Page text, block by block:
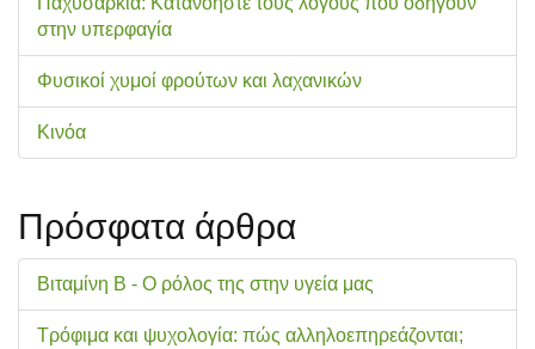
στην υπερφαγία
Φυσικοί χυμοί φρούτων και λαχανικών
Κινόα
Πρόσφατα άρθρα
Βιταμίνη Β - Ο ρόλος της στην υγεία μας
Τρόφιμα και ψυχολογία: πώς αλληλοεπηρεάζονται;